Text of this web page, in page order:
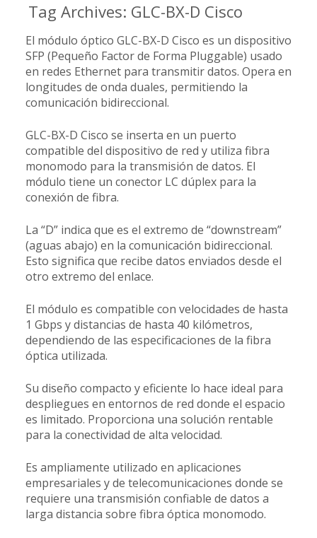
Tag Archives: GLC-BX-D Cisco
El módulo óptico GLC-BX-D Cisco es un dispositivo
SFP (Pequeño Factor de Forma Pluggable) usado
en redes Ethernet para transmitir datos. Opera en
longitudes de onda duales, permitiendo la
comunicación bidireccional.
GLC-BX-D Cisco se inserta en un puerto
compatible del dispositivo de red y utiliza fibra
monomodo para la transmisión de datos. El
módulo tiene un conector LC dúplex para la
conexión de fibra.
La “D” indica que es el extremo de “downstream”
(aguas abajo) en la comunicación bidireccional.
Esto significa que recibe datos enviados desde el
otro extremo del enlace.
El módulo es compatible con velocidades de hasta
1 Gbps y distancias de hasta 40 kilómetros,
dependiendo de las especificaciones de la fibra
óptica utilizada.
Su diseño compacto y eficiente lo hace ideal para
despliegues en entornos de red donde el espacio
es limitado. Proporciona una solución rentable
para la conectividad de alta velocidad.
Es ampliamente utilizado en aplicaciones
empresariales y de telecomunicaciones donde se
requiere una transmisión confiable de datos a
larga distancia sobre fibra óptica monomodo.